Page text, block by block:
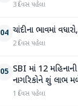
3 દિવસ પહેલા
04 ચાંદીના ભાવમાં
2 દિવસ પહેલા
05 SBI માં 12
નાગરિકોને શું લાભ
1 દિવસ પહેલા